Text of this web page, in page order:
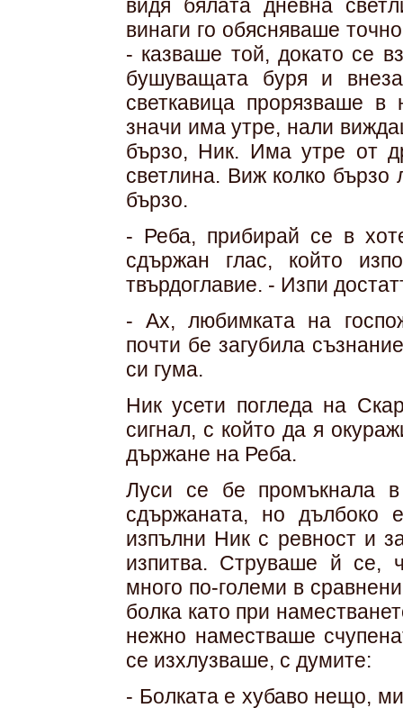
видя бялата дневна
винаги го обясняваше
- казваше той, докато се
бушуващата буря и
светкавица прорязваше в
значи има утре, нали
бързо, Ник. Има утре от
светлина. Виж колко бързо
бързо.
- Реба, прибирай се в
сдържан глас, който
твърдоглавие. - Изпи
- Ах, любимката на
почти бе загубила
си гума.
Ник усети погледа на
сигнал, с който да я
държане на Реба.
Луси се бе промъкнала
сдържаната, но дълбоко
изпълни Ник с ревност и
изпитва. Струваше й се,
много по-големи в
болка като при
нежно наместваше
се изхлузваше, с думите:
- Болката е хубаво нещо,